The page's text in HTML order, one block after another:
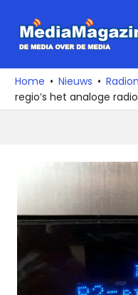
naar
media
over
de
Home Nieuws
regio’s het analoge